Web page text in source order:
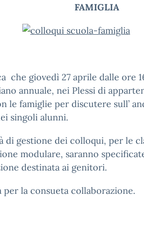
FAMIGLIA
che giovedì 27 aprile dalle ore
annuale, nei Plessi di
le famiglie per discutere sull’
singoli alunni.
di gestione dei colloqui, per le
modulare, saranno
destinata ai genitori.
per la consueta collaborazione.